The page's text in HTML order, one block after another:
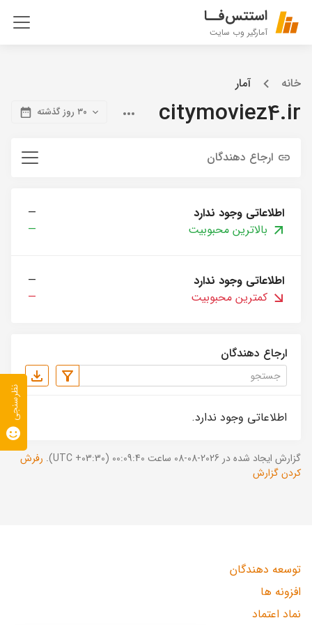
استتس‌فــا
آمارگیر وب سایت
خانه آمار
citymoviez4.ir ۳۰ روز گذشته
ارجاع دهندگان
اطلاعاتی وجود ندارد
—
بالاترین محبوبیت
—
اطلاعاتی وجود ندارد
—
کمترین محبوبیت
—
ارجاع دهندگان
اطلاعاتی وجود ندارد.
گزارش ایجاد شده در 2026-08-08 ساعت 00:09:40 (UTC +03:30).
رفرش
کردن گزارش
توسعه دهندگان
افزونه ها
نماد اعتماد
نظرسنجی